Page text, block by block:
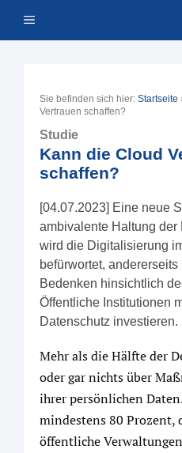
Inhalt Menü
Sie befinden sich hier: Startseite
Vertrauen schaffen?
Studie
Kann die Cloud
schaffen?
[04.07.2023] Eine neue
ambivalente Haltung
wird die Digitalisierung
befürwortet,
Bedenken hinsichtlich
Öffentliche Institutionen
Datenschutz investieren.
Mehr als die Hälfte der
oder gar nichts über
ihrer persönlichen
mindestens 80
öffentliche